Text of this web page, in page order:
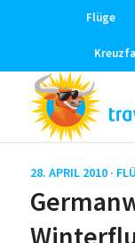
Flüge
28. APRIL 2010 ·